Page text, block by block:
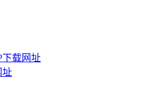
下载网址
址